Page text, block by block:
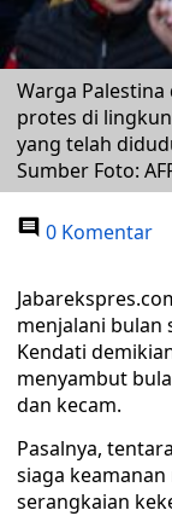
Warga
protes di
yang telah
Sumber Foto:
0 Komentar
menjalani bulan
Kendati
menyambut
dan kecam.
Pasalnya,
siaga
serangkaian